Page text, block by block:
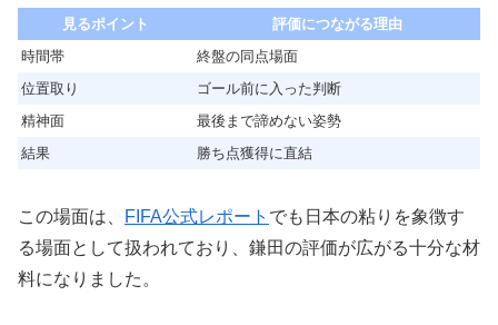
見るポイント
評価につながる理由
時間帯
終盤の同点場面
位置取り
ゴール前に入った判断
精神面
最後まで諦めない姿勢
結果
勝ち点獲得に直結
この場面は、 FIFA公式レポート でも日本の粘りを象徴す
る場面として扱われており、鎌田の評価が広がる十分な材
料になりました。